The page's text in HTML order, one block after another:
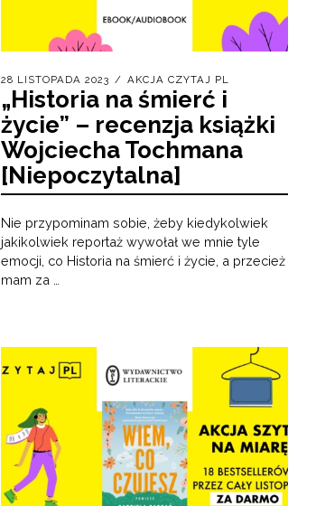
28 LISTOPADA 2023 AKCJA CZYTAJ PL
„Historia na śmierć i
życie” – recenzja książki
Wojciecha Tochmana
[Niepoczytalna]
Nie przypominam sobie, żeby kiedykolwiek
jakikolwiek reportaż wywołał we mnie tyle
emocji, co Historia na śmierć i życie, a przecież
mam za …